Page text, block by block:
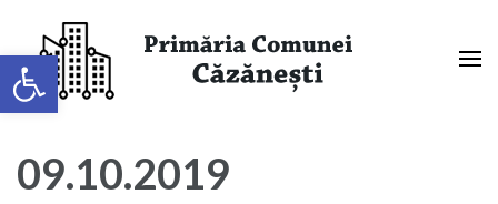
Deschide bara de unelte
conținut
(apasă
Primaria Comunei Căzănești,
Mehedinți
09.10.2019